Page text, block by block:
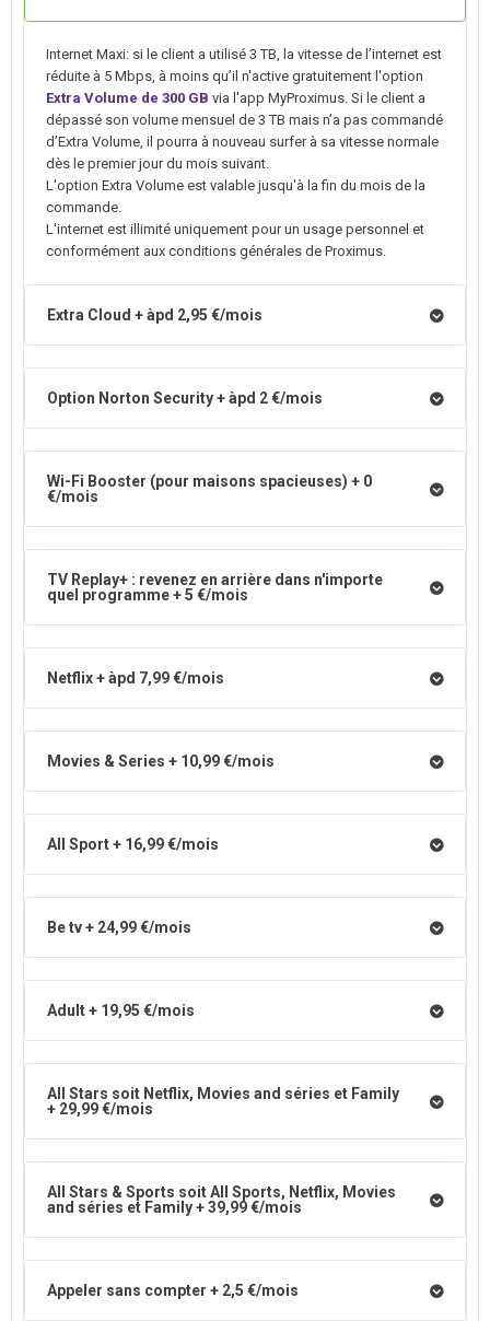
Internet Maxi: si le client a utilisé 3 TB, la vitesse de l’internet est
réduite à 5 Mbps, à moins qu’il n'active gratuitement l'option
Extra Volume de 300 GB via l'app MyProximus. Si le client a
dépassé son volume mensuel de 3 TB mais n’a pas commandé
d’Extra Volume, il pourra à nouveau surfer à sa vitesse normale
dès le premier jour du mois suivant.
L'option Extra Volume est valable jusqu'à la fin du mois de la
commande.
L'internet est illimité uniquement pour un usage personnel et
conformément aux conditions générales de Proximus.
Extra Cloud + àpd 2,95 €/mois
Option Norton Security + àpd 2 €/mois
Wi-Fi Booster (pour maisons spacieuses) + 0
€/mois
TV Replay+ : revenez en arrière dans n'importe
quel programme + 5 €/mois
Netflix + àpd 7,99 €/mois
Movies & Series + 10,99 €/mois
All Sport + 16,99 €/mois
Be tv + 24,99 €/mois
Adult + 19,95 €/mois
All Stars soit Netflix, Movies and séries et Family
+ 29,99 €/mois
All Stars & Sports soit All Sports, Netflix, Movies
and séries et Family + 39,99 €/mois
Appeler sans compter + 2,5 €/mois